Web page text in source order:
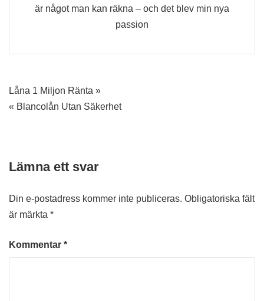
är något man kan räkna – och det blev min nya
passion
Inläggsnavigering
Låna 1 Miljon Ränta »
« Blancolån Utan Säkerhet
Lämna ett svar
Din e-postadress kommer inte publiceras. Obligatoriska fält
är märkta *
Kommentar *